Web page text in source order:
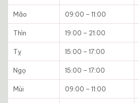
Mão 09:00 – 11:00
Thìn 19:00 – 21:00
Tỵ 15:00 – 17:00
Ngọ 15:00 – 17:00
Mùi 09:00 – 11:00